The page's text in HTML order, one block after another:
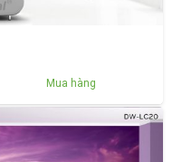
Mua hàng